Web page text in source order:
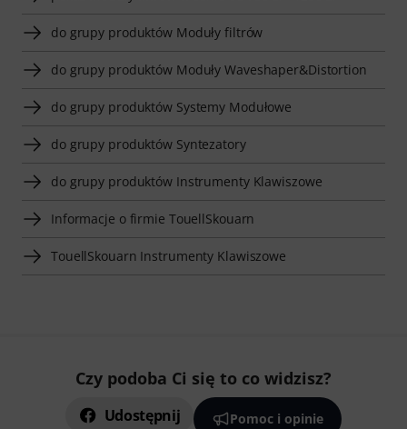
do grupy produktów Moduły filtrów
do grupy produktów Moduły Waveshaper&Distortion
do grupy produktów Systemy Modułowe
do grupy produktów Syntezatory
do grupy produktów Instrumenty Klawiszowe
Informacje o firmie TouellSkouarn
TouellSkouarn Instrumenty Klawiszowe
Czy podoba Ci się to co widzisz?
Udostępnij Pomoc i opinie